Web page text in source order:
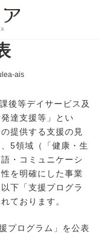
ais
後等デイサービス及
達支援等」とい
提供する支援の見
5領域（「健康・生
・コミュニケーシ
を明確にした事業
下「支援プログラ
ております。
プログラム」を公表